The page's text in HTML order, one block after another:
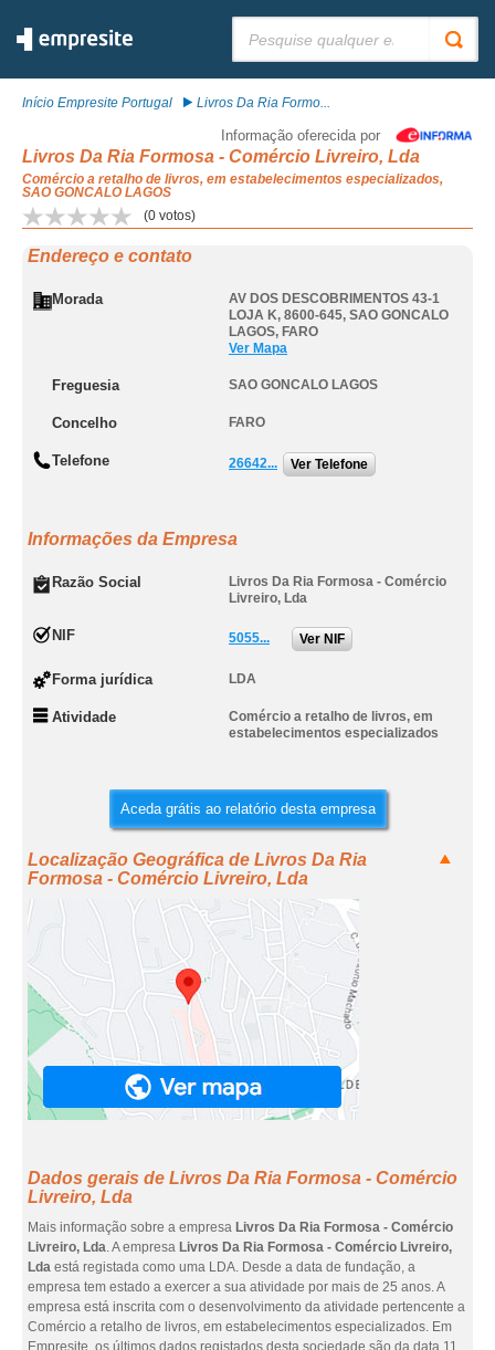
Início Empresite Portugal Livros Da Ria Formo...
Informação oferecida por
Livros Da Ria Formosa - Comércio Livreiro, Lda
Comércio a retalho de livros, em estabelecimentos especializados,
SAO GONCALO LAGOS
(0 votos)
Endereço e contato
Morada
AV DOS DESCOBRIMENTOS 43-1
LOJA K, 8600-645, SAO GONCALO
LAGOS, FARO
Ver Mapa
Freguesia SAO GONCALO LAGOS
Concelho FARO
Telefone 26642... Ver Telefone
Informações da Empresa
Razão Social
Livros Da Ria Formosa - Comércio
Livreiro, Lda
NIF 5055... Ver NIF
Forma jurídica LDA
Atividade
Comércio a retalho de livros, em
estabelecimentos especializados
Aceda grátis ao relatório desta empresa
Localização Geográfica de Livros Da Ria
Formosa - Comércio Livreiro, Lda
Dados gerais de Livros Da Ria Formosa - Comércio
Livreiro, Lda
Mais informação sobre a empresa Livros Da Ria Formosa - Comércio
Livreiro, Lda. A empresa Livros Da Ria Formosa - Comércio Livreiro,
Lda está registada como uma LDA. Desde a data de fundação, a
empresa tem estado a exercer a sua atividade por mais de 25 anos. A
empresa está inscrita com o desenvolvimento da atividade pertencente a
Comércio a retalho de livros, em estabelecimentos especializados. Em
Empresite, os últimos dados registados desta sociedade são da data 11